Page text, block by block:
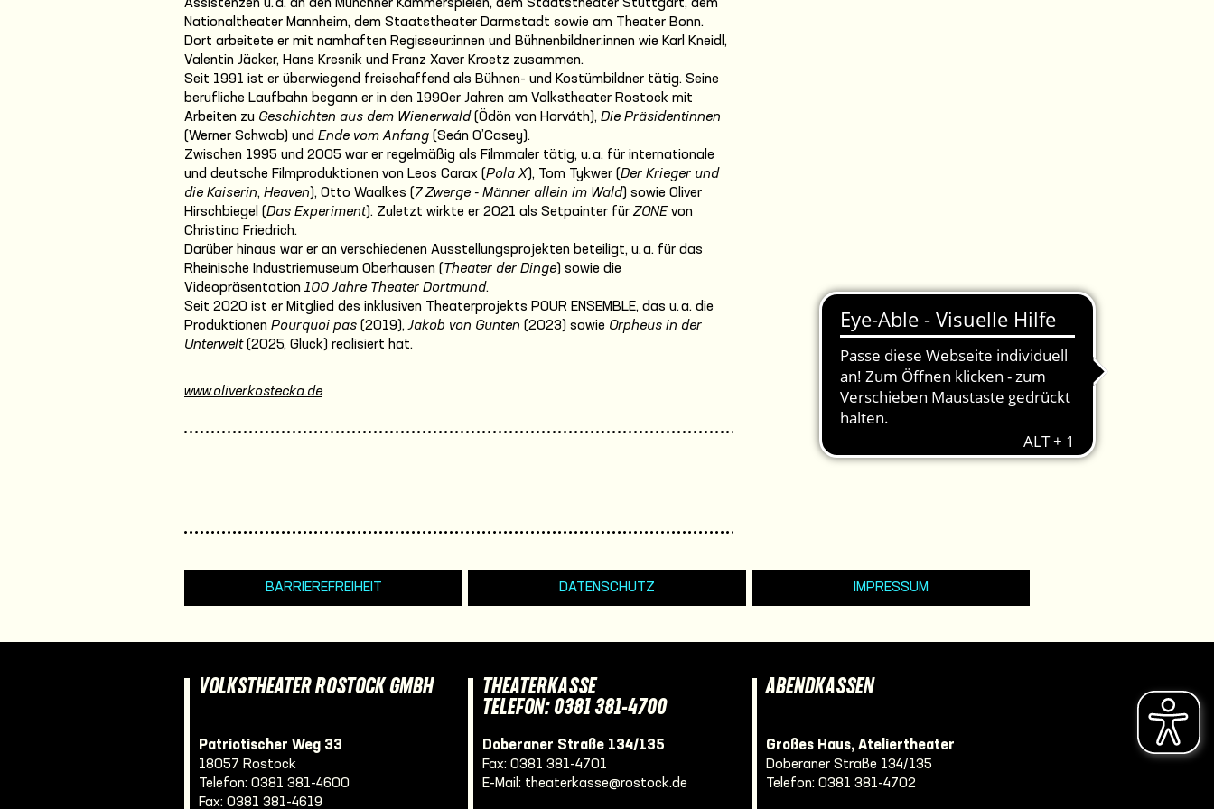
Assistenzen u. a. an den Münchner Kammerspielen, dem Staatstheater Stuttgart, dem
Nationaltheater Mannheim, dem Staatstheater Darmstadt sowie am Theater Bonn.
Dort arbeitete er mit namhaften Regisseur:innen und Bühnenbildner:innen wie Karl Kneidl,
Valentin Jäcker, Hans Kresnik und Franz Xaver Kroetz zusammen.
Seit 1991 ist er überwiegend freischaffend als Bühnen- und Kostümbildner tätig. Seine
berufliche Laufbahn begann er in den 1990er Jahren am Volkstheater Rostock mit
Arbeiten zu Geschichten aus dem Wienerwald(Ödön von Horváth), Die Präsidentinnen
(Werner Schwab) und Ende vom Anfang (Seán O’Casey).
Zwischen 1995 und 2005 war er regelmäßig als Filmmaler tätig, u. a. für internationale
und deutsche Filmproduktionen von Leos Carax (Pola X), Tom Tykwer (Der Krieger und
die Kaiserin, Heaven), Otto Waalkes (7 Zwerge - Männer allein im Wald) sowie Oliver
Hirschbiegel (Das Experiment). Zuletzt wirkte er 2021 als Setpainter für ZONEvon
Christina Friedrich.
Darüber hinaus war er an verschiedenen Ausstellungsprojekten beteiligt, u. a. für das
Rheinische Industriemuseum Oberhausen (Theater der Dinge) sowie die
Videopräsentation 100 Jahre Theater Dortmund.
Seit 2020 ist er Mitglied des inklusiven Theaterprojekts POUR ENSEMBLE, das u. a. die
Produktionen Pourquoi pas (2019),Jakob von Gunten (2023) sowie Orpheus in der
Unterwelt(2025, Gluck) realisiert hat.
www.oliverkostecka.de
BARRIEREFREIHEIT DATENSCHUTZ IMPRESSUM
VOLKSTHEATER ROSTOCK GMBH
Patriotischer Weg 33
18057 Rostock
Telefon: 0381 381-4600
Fax: 0381 381-4619
THEATERKASSE
TELEFON: 0381 381-4700
Doberaner Straße 134/135
Fax: 0381 381-4701
E-Mail: theaterkasse@rostock.de
ABENDKASSEN
Großes Haus, Ateliertheater
Doberaner Straße 134/135
Telefon: 0381 381-4702